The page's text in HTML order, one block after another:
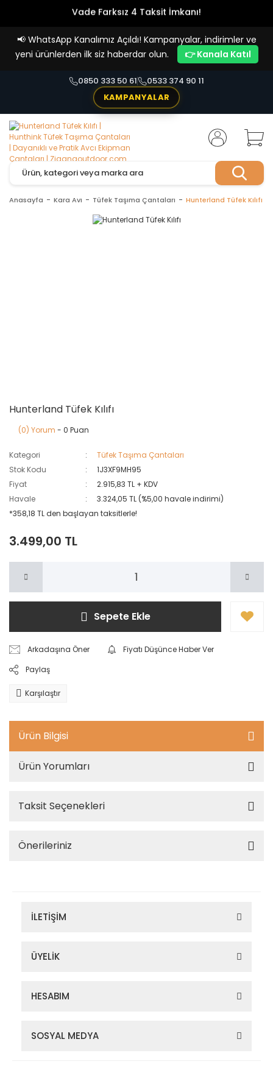
Vade Farksız 4 Taksit İmkanı!
📢 WhatsApp Kanalımız Açıldı! Kampanyalar, indirimler ve
yeni ürünlerden ilk siz haberdar olun.
👉 Kanala Katıl
0850 333 50 61
0533 374 90 11
KAMPANYALAR
Anasayfa Kara Avı Tüfek Taşıma Çantaları Hunterland Tüfek Kılıfı
Hunterland Tüfek Kılıfı
(0) Yorum - 0 Puan
Kategori
Tüfek Taşıma Çantaları
Stok Kodu
1J3XF9MH95
Fiyat
2.915,83 TL + KDV
Havale
3.324,05 TL (%5,00 havale indirimi)
*358,18 TL den başlayan taksitlerle!
3.499,00 TL
Sepete Ekle
Arkadaşına Öner
Fiyatı Düşünce Haber Ver
Paylaş
Karşılaştır
Ürün Bilgisi
Ürün Yorumları
Taksit Seçenekleri
Önerileriniz
İLETİŞİM
ÜYELİK
HESABIM
SOSYAL MEDYA